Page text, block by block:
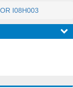
I08H003